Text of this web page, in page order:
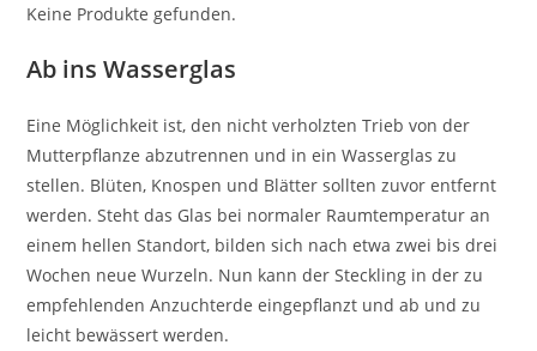
Keine Produkte gefunden.
Ab ins Wasserglas
Eine Möglichkeit ist, den nicht verholzten Trieb von der
Mutterpflanze abzutrennen und in ein Wasserglas zu
stellen. Blüten, Knospen und Blätter sollten zuvor entfernt
werden. Steht das Glas bei normaler Raumtemperatur an
einem hellen Standort, bilden sich nach etwa zwei bis drei
Wochen neue Wurzeln. Nun kann der Steckling in der zu
empfehlenden Anzuchterde eingepflanzt und ab und zu
leicht bewässert werden.